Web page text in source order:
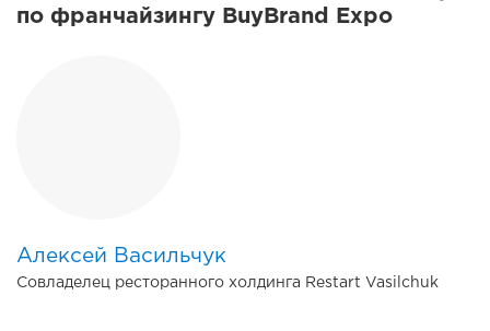
по франчайзингу BuyBrand Expo
Алексей Васильчук
Совладелец ресторанного холдинга Restart Vasilchuk